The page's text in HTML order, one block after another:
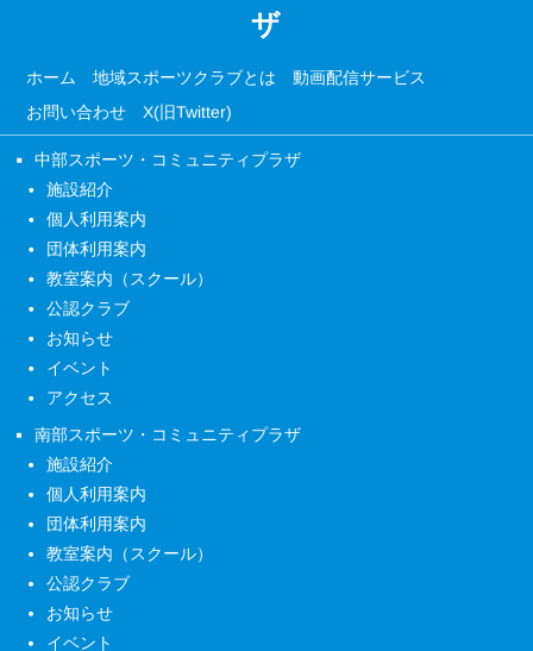
ザ
ホーム 地域スポーツクラブとは 動画配信サービス
お問い合わせ X(旧Twitter)
中部スポーツ・コミュニティプラザ
施設紹介
個人利用案内
団体利用案内
教室案内（スクール）
公認クラブ
お知らせ
イベント
アクセス
南部スポーツ・コミュニティプラザ
施設紹介
個人利用案内
団体利用案内
教室案内（スクール）
公認クラブ
お知らせ
イベント